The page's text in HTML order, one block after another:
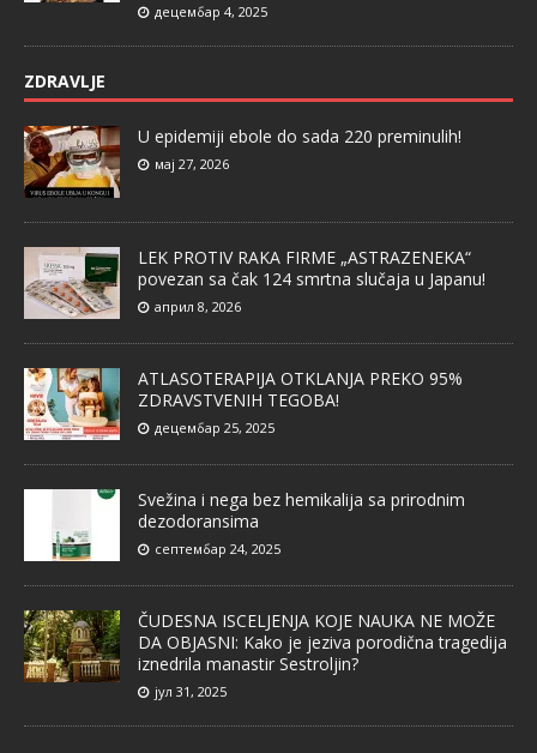
децембар 4, 2025
ZDRAVLJE
U epidemiji ebole do sada 220 preminulih!
мај 27, 2026
LEK PROTIV RAKA FIRME „ASTRAZENEKA“
povezan sa čak 124 smrtna slučaja u Japanu!
април 8, 2026
ATLASOTERAPIJA OTKLANJA PREKO 95%
ZDRAVSTVENIH TEGOBA!
децембар 25, 2025
Svežina i nega bez hemikalija sa prirodnim
dezodoransima
септембар 24, 2025
ČUDESNA ISCELJENJA KOJE NAUKA NE MOŽE
DA OBJASNI: Kako je jeziva porodična tragedija
iznedrila manastir Sestroljin?
јул 31, 2025